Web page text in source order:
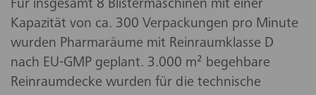
Für insgesamt 8 Blistermaschinen mit einer
Kapazität von ca. 300 Verpackungen pro Minute
wurden Pharmaräume mit Reinraumklasse D
nach EU-GMP geplant. 3.000 m² begehbare
Reinraumdecke wurden für die technische